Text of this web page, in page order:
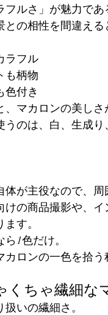
フルさ」が魅力であ
との相性を間違える
ラフル
も柄物
色付き
、マカロンの美しさ
うのは、白、生成
体が主役なので、周
けの商品撮影や、
す。
1色だけ。
カロンの一色を拾
くちゃ繊細な
いの繊細さ。